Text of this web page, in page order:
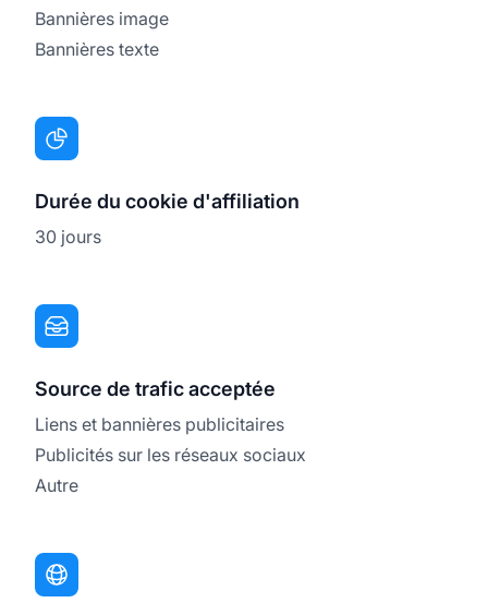
Bannières image
Bannières texte
Durée du cookie d'affiliation
30 jours
Source de trafic acceptée
Liens et bannières publicitaires
Publicités sur les réseaux sociaux
Autre